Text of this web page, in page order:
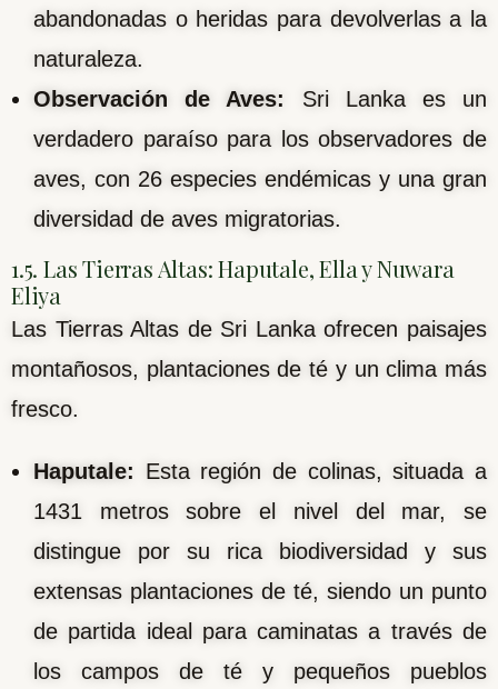
abandonadas o heridas para devolverlas a la
naturaleza.
Observación de Aves:
Sri Lanka es un
verdadero paraíso para los observadores de
aves, con 26 especies endémicas y una gran
diversidad de aves migratorias.
1.5. Las Tierras Altas: Haputale, Ella y Nuwara
Eliya
Las Tierras Altas de Sri Lanka ofrecen paisajes
montañosos, plantaciones de té y un clima más
fresco.
Haputale: Esta región de colinas, situada a
1431 metros sobre el nivel del mar, se
distingue por su rica biodiversidad y sus
extensas plantaciones de té, siendo un punto
de partida ideal para caminatas a través de
los campos de té y pequeños pueblos